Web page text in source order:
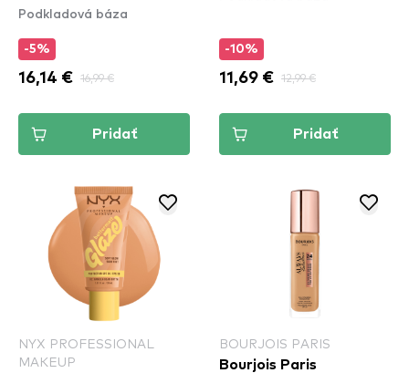
Stop Full Coverage
Porcelain
Podkladová báza
-5%
16,14 € 16,99 €
Pridať
-10%
11,69 € 12,99 €
Pridať
NYX PROFESSIONAL
MAKEUP
BOURJOIS PARIS
Bourjois Paris